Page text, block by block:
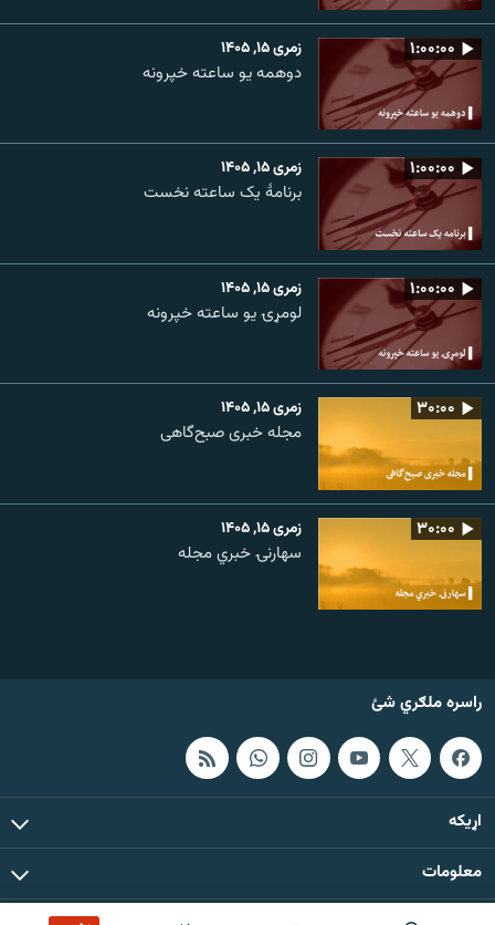
۱:۰۰:۰۰ زمری ۱۵, ۱۴۰۵
دوهمه یو ساعته خپرونه
۱:۰۰:۰۰ زمری ۱۵, ۱۴۰۵
برنامۀ یک ساعته نخست
۱:۰۰:۰۰ زمری ۱۵, ۱۴۰۵
لومړۍ یو ساعته خپرونه
۳۰:۰۰ زمری ۱۵, ۱۴۰۵
مجله خبری صبح‌گاهی
۳۰:۰۰ زمری ۱۵, ۱۴۰۵
سهارنۍ خبري مجله
راسره ملګري شئ
اړيکه
معلومات